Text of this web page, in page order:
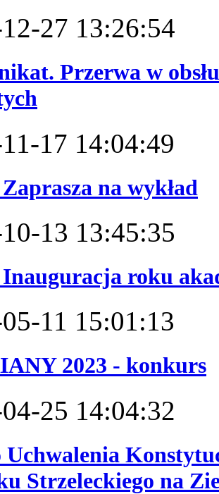
27 13:26:54
Przerwa w
17 14:04:49
na wykład
13 13:45:35
roku
11 15:01:13
2023 - konkurs
25 14:04:32
Uchwalenia
Strzeleckiego na